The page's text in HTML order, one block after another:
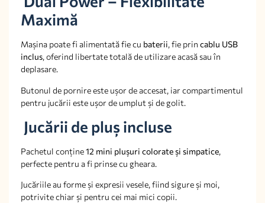
Maximă
Mașina poate fi alimentată fie cu baterii, fie prin cablu USB
inclus, oferind libertate totală de utilizare acasă sau în
deplasare.
Butonul de pornire este ușor de accesat, iar compartimentul
pentru jucării este ușor de umplut și de golit.
Jucării de pluș incluse
Pachetul conține12 mini plușuri colorate și simpatice,
perfecte pentru a fi prinse cu gheara.
Jucăriile au forme și expresii vesele, fiind sigure și moi,
potrivite chiar și pentru cei mai mici copii.